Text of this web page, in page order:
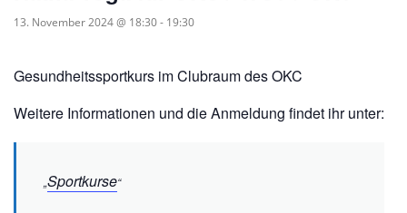
13. November 2024 @ 18:30- 19:30
Gesundheitssportkurs im Clubraum des OKC
Weitere Informationen und die Anmeldung findet ihr unter:
Sportkurse